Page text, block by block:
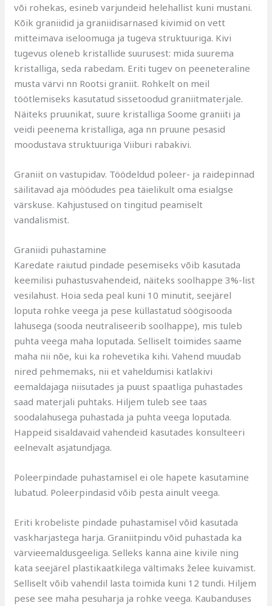
või rohekas, esineb varjundeid helehallist kuni mustani.
Kõik graniidid ja graniidisarnased kivimid on vett
mitteimava iseloomuga ja tugeva struktuuriga. Kivi
tugevus oleneb kristallide suurusest: mida suurema
kristalliga, seda rabedam. Eriti tugev on peeneteraline
musta värvi nn Rootsi graniit. Rohkelt on meil
töötlemiseks kasutatud sissetoodud graniitmaterjale.
Näiteks pruunikat, suure kristalliga Soome graniiti ja
veidi peenema kristalliga, aga nn pruune pesasid
moodustava struktuuriga Viiburi rabakivi.
Graniit on vastupidav. Töödeldud poleer- ja raidepinnad
säilitavad aja möödudes pea täielikult oma esialgse
värskuse. Kahjustused on tingitud peamiselt
vandalismist.
Graniidi puhastamine
Karedate raiutud pindade pesemiseks võib kasutada
keemilisi puhastusvahendeid, näiteks soolhappe 3%-list
vesilahust. Hoia seda peal kuni 10 minutit, seejärel
loputa rohke veega ja pese küllastatud söögisooda
lahusega (sooda neutraliseerib soolhappe), mis tuleb
puhta veega maha loputada. Selliselt toimides saame
maha nii nõe, kui ka rohevetika kihi. Vahend muudab
nired pehmemaks, nii et vaheldumisi katlakivi
eemaldajaga niisutades ja puust spaatliga puhastades
saad materjali puhtaks. Hiljem tuleb see taas
soodalahusega puhastada ja puhta veega loputada.
Happeid sisaldavaid vahendeid kasutades konsulteeri
eelnevalt asjatundjaga.
Poleerpindade puhastamisel ei ole hapete kasutamine
lubatud. Poleerpindasid võib pesta ainult veega.
Eriti krobeliste pindade puhastamisel võid kasutada
vaskharjastega harja. Graniitpindu võid puhastada ka
värvieemaldusgeeliga. Selleks kanna aine kivile ning
kata seejärel plastikaatkilega vältimaks želee kuivamist.
Selliselt võib vahendil lasta toimida kuni 12 tundi. Hiljem
pese see maha pesuharja ja rohke veega. Kaubanduses